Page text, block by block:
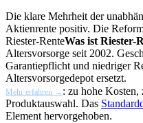
Die klare Mehrheit der
Aktienrente positiv. Die
Riester-RenteWas ist Riester-
Altersvorsorge seit 2002.
Garantiepflicht und niedriger
Altersvorsorgedepot ersetzt.
Mehr erfahren → : zu hohe Kosten,
Produktauswahl. Das
Element hervorgehoben.